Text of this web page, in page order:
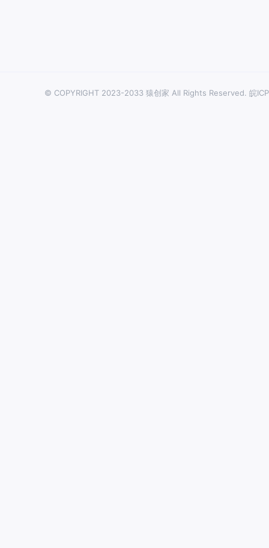
© COPYRIGHT 2023-2033 猿创家 All Rights Reserved. 皖